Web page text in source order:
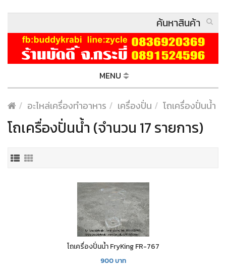
MENU
อะไหล่เครื่องทำอาหาร เครื่องปั่น โถเครื่องปั่นน้ำ
โถเครื่องปั่นน้ำ (จำนวน 17 รายการ)
โถเครื่องปั่นน้ำ FryKing FR-767
900บาท